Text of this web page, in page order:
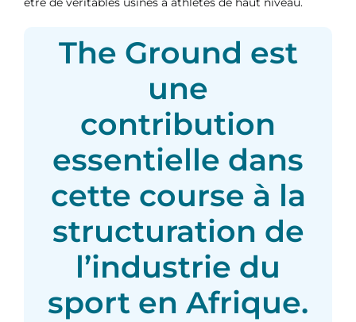
The Ground est
une
contribution
essentielle dans
cette course à la
structuration de
l’industrie du
sport en Afrique.